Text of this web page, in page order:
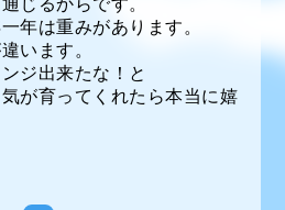
年は重みがあります。
います。
ジ出来たな！と
が育ってくれたら本当に嬉